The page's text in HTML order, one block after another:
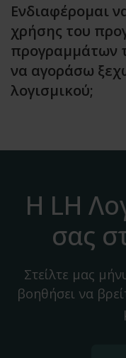
Ενδιαφέρομαι
χρήσης του
προγραμμάτων
να αγοράσω
λογισμικού;
Η LH
σας
Στείλτε μας
βοηθήσει να